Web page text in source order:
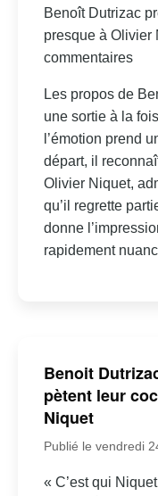
Benoît Dutrizac
presque à Olivier
commentaires
Les propos de
une sortie à la
l’émotion prend
départ, il
Olivier Niquet,
qu’il regrette
donne
rapidement
Benoit
pètent leur
Niquet
Publié le vendredi
« C’est qui